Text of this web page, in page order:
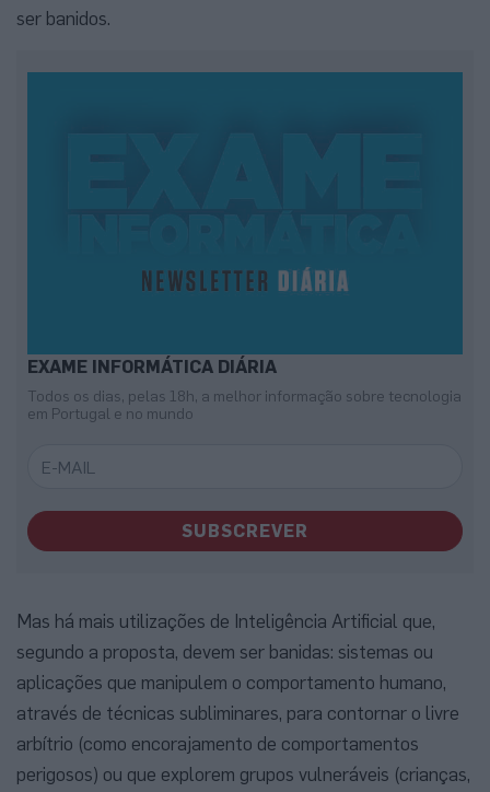
ser banidos.
EXAME INFORMÁTICA DIÁRIA
Todos os dias, pelas 18h, a melhor informação sobre tecnologia
em Portugal e no mundo
SUBSCREVER
Mas há mais utilizações de Inteligência Artificial que,
segundo a proposta, devem ser banidas: sistemas ou
aplicações que manipulem o comportamento humano,
através de técnicas subliminares, para contornar o livre
arbítrio (como encorajamento de comportamentos
perigosos) ou que explorem grupos vulneráveis (crianças,